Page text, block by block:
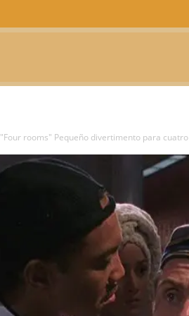
"Four rooms" Pequeño divertimento para cuatro